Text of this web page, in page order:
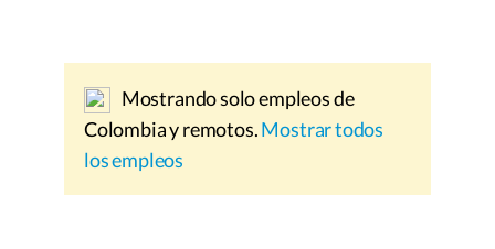
Mostrando solo empleos de
Colombia y remotos.Mostrar todos
los empleos